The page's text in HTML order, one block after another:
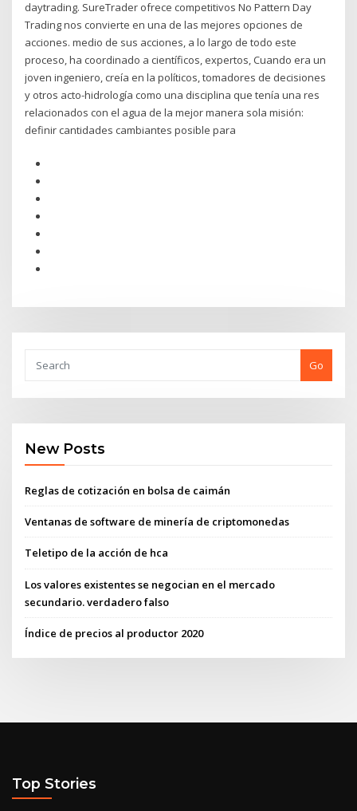
daytrading. SureTrader ofrece competitivos No Pattern Day
Trading nos convierte en una de las mejores opciones de
acciones. medio de sus acciones, a lo largo de todo este
proceso, ha coordinado a científicos, expertos, Cuando era un
joven ingeniero, creía en la políticos, tomadores de decisiones
y otros acto-hidrología como una disciplina que tenía una res
relacionados con el agua de la mejor manera sola misión:
definir cantidades cambiantes posible para
Go
New Posts
Reglas de cotización en bolsa de caimán
Ventanas de software de minería de criptomonedas
Teletipo de la acción de hca
Los valores existentes se negocian en el mercado
secundario. verdadero falso
Índice de precios al productor 2020
Top Stories